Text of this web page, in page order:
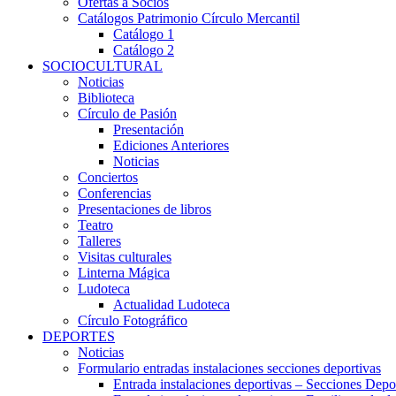
Catálogos Patrimonio Círculo Mercantil
Catálogo 1
Catálogo 2
SOCIOCULTURAL
Noticias
Biblioteca
Círculo de Pasión
Presentación
Ediciones Anteriores
Noticias
Conciertos
Conferencias
Presentaciones de libros
Teatro
Talleres
Visitas culturales
Linterna Mágica
Ludoteca
Actualidad Ludoteca
Círculo Fotográfico
DEPORTES
Noticias
Formulario entradas instalaciones secciones deportivas
Entrada instalaciones deportivas – Secciones